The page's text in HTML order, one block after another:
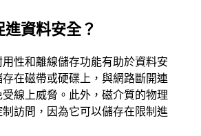
資料安全？
性和離線儲存功能有助於資料安
在磁帶或硬碟上，與網路斷開連
線上威脅。此外，磁介質的物理
訪問，因為它可以儲存在限制進